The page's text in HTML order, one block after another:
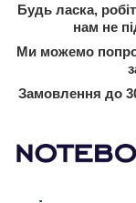
Будь ласка,
нам не
Ми можемо
Замовлення до